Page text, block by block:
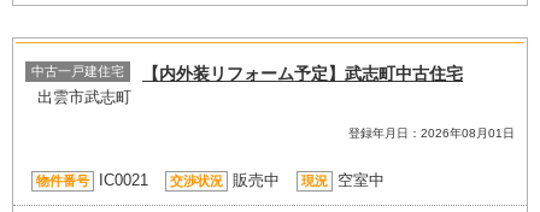
中古一戸建住宅 【内外装リフォーム予定】武志町中古住宅
出雲市武志町
登録年月日：2026年08月01日
物件番号 IC0021 交渉状況 販売中 現況 空室中